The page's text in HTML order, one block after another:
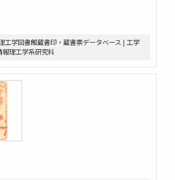
工学図書館蔵書印・蔵書票データベース | 工学
理工学系研究科